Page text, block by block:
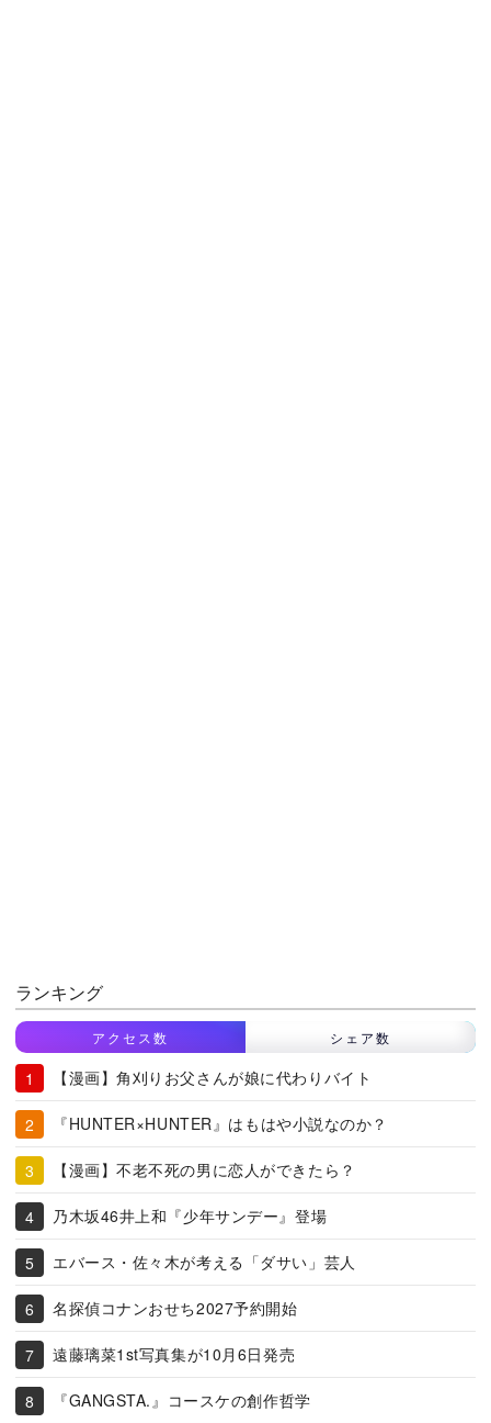
ランキング
アクセス数 シェア数
【漫画】角刈りお父さんが娘に代わりバイト
『HUNTER×HUNTER』はもはや小説なのか？
【漫画】不老不死の男に恋人ができたら？
乃木坂46井上和『少年サンデー』登場
エバース・佐々木が考える「ダサい」芸人
名探偵コナンおせち2027予約開始
遠藤璃菜1st写真集が10月6日発売
『GANGSTA.』コースケの創作哲学